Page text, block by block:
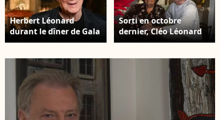
Herbert Léonard
durant le dîner de Gala
caritatif de
Star et Match à l'hôtel
Negresco à Nice, le 8
juin 2024. © Bruno
Bebert / Bestimage
Sorti en octobre
dernier, Cléo Léonard
assure que l'album
n'est pas "un album
d'adieu" ! Herbert
Leonard et sa femme
Cléo chez eux à
Barbizon; Photo : JLPPA